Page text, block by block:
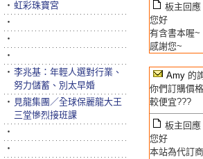
板主回
您好
有含書本喔~
感謝您~
Amy 的
你們訂購價
較便宜???
板主回
您好
本站為代訂商
‧ 虹彩珠寶宮
‧
‧
‧
‧ 李兆基：年輕人選對行業、
努力儲蓄、別太早婚
‧ 見龍集團／全球保麗龍大王
三堂慘烈接班課
‧
‧